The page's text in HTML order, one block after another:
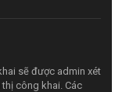
sẽ được admin xét
công khai. Các